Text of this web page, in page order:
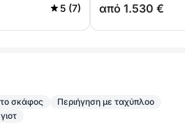
5 (7) από 1.530 €
σκάφος
Περιήγηση με ταχύπλοο